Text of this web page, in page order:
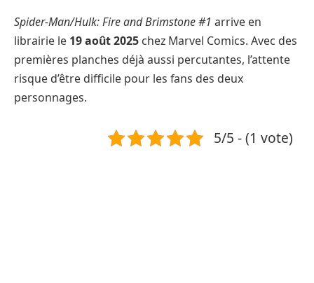
Spider-Man/Hulk: Fire and Brimstone #1 arrive en
librairie le 19 août 2025 chez Marvel Comics. Avec des
premières planches déjà aussi percutantes, l’attente
risque d’être difficile pour les fans des deux
personnages.
5/5 - (1 vote)